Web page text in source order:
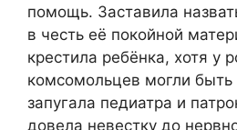
помощь. Заставила
в честь её покойной
крестила ребёнка, хотя у
комсомольцев могли быть
запугала педиатра и
довела невестку до